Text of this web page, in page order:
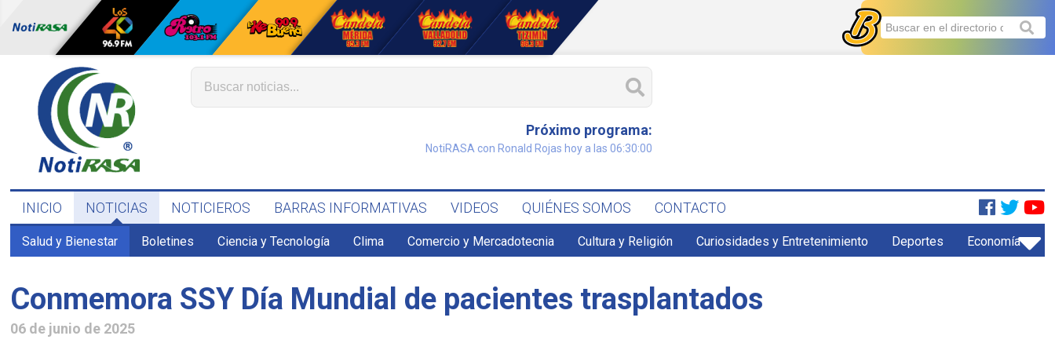
Próximo programa:
NotiRASA con Ronald Rojas hoy a las 06:30:00
INICIO NOTICIAS NOTICIEROS BARRAS INFORMATIVAS VIDEOS QUIÉNES SOMOS CONTACTO
Salud y Bienestar Boletines Ciencia y Tecnología Clima Comercio y Mercadotecnia Cultura y Religión Curiosidades y Entretenimiento Deportes Economía
Conmemora SSY Día Mundial de pacientes trasplantados
06 de junio de 2025